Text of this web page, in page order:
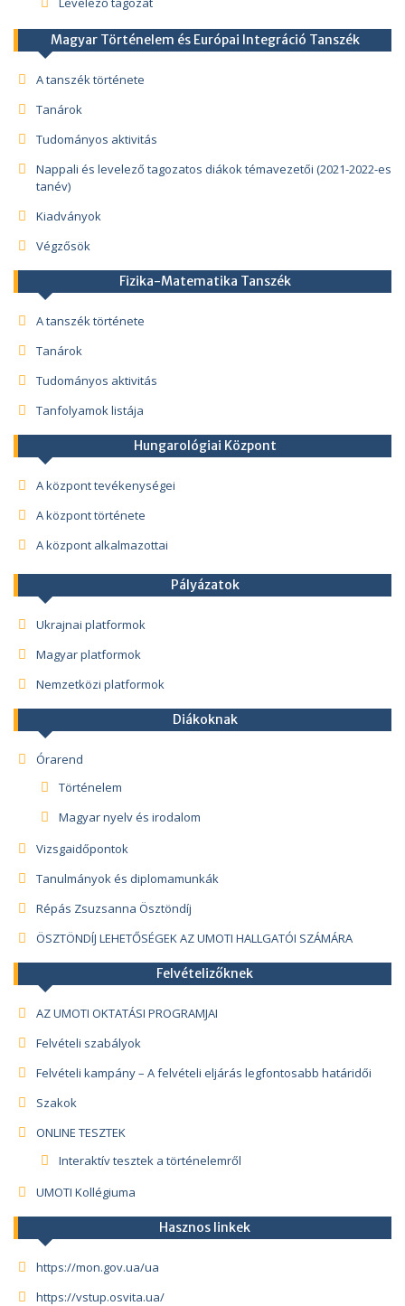
Magyar Történelem és Európai Integráció Tanszék
A tanszék története
Tanárok
Tudományos aktivitás
Nappali és levelező tagozatos diákok témavezetői (2021-2022-es
tanév)
Kiadványok
Végzősök
Fizika-Matematika Tanszék
A tanszék története
Tanárok
Tudományos aktivitás
Tanfolyamok listája
Hungarológiai Központ
A központ tevékenységei
A központ története
A központ alkalmazottai
Pályázatok
Ukrajnai platformok
Magyar platformok
Nemzetközi platformok
Diákoknak
Órarend
Történelem
Magyar nyelv és irodalom
Vizsgaidőpontok
Tanulmányok és diplomamunkák
Répás Zsuzsanna Ösztöndíj
ÖSZTÖNDÍJ LEHETŐSÉGEK AZ UMOTI HALLGATÓI SZÁMÁRA
Felvételizőknek
AZ UMOTI OKTATÁSI PROGRAMJAI
Felvételi szabályok
Felvételi kampány – A felvételi eljárás legfontosabb határidői
Szakok
ONLINE TESZTEK
Interaktív tesztek a történelemről
UMOTI Kollégiuma
Hasznos linkek
https://mon.gov.ua/ua
https://vstup.osvita.ua/